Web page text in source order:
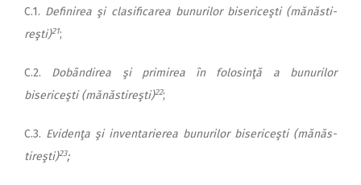
C.1. Definirea şi clasificarea bunurilor bisericeşti (mănăsti­
reşti)21;
C.2. Dobândirea şi primirea în folosinţă a bunurilor
bisericeşti (mănăstireşti)22;
C.3. Evidenţa şi inventarierea bunurilor bisericeşti (mănăs­
tireşti)23;